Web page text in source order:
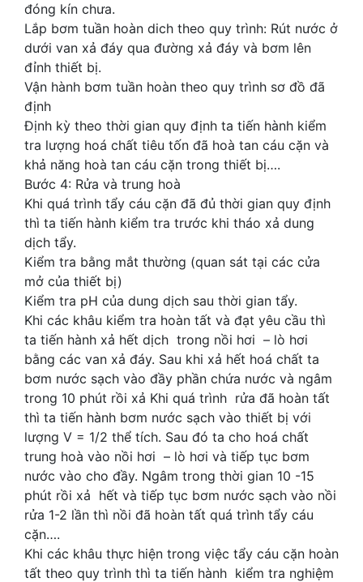
đóng kín chưa.
Lắp bơm tuần hoàn dich theo quy trình: Rút nước ở
dưới van xả đáy qua đường xả đáy và bơm lên
đỉnh thiết bị.
Vận hành bơm tuần hoàn theo quy trình sơ đồ đã
định
Định kỳ theo thời gian quy định ta tiến hành kiểm
tra lượng hoá chất tiêu tốn đã hoà tan cáu cặn và
khả năng hoà tan cáu cặn trong thiết bị….
Bước 4: Rửa và trung hoà
Khi quá trình tẩy cáu cặn đã đủ thời gian quy định
thì ta tiến hành kiểm tra trước khi tháo xả dung
dịch tẩy.
Kiểm tra bằng mắt thường (quan sát tại các cửa
mở của thiết bị)
Kiểm tra pH của dung dịch sau thời gian tẩy.
Khi các khâu kiểm tra hoàn tất và đạt yêu cầu thì
ta tiến hành xả hết dịch trong nồi hơi – lò hơi
bằng các van xả đáy. Sau khi xả hết hoá chất ta
bơm nước sạch vào đầy phần chứa nước và ngâm
trong 10 phút rồi xả Khi quá trình rửa đã hoàn tất
thì ta tiến hành bơm nước sạch vào thiết bị với
lượng V = 1/2 thể tích. Sau đó ta cho hoá chất
trung hoà vào nồi hơi – lò hơi và tiếp tục bơm
nước vào cho đầy. Ngâm trong thời gian 10 -15
phút rồi xả hết và tiếp tục bơm nước sạch vào nồi
rửa 1-2 lần thì nồi đã hoàn tất quá trình tẩy cáu
cặn….
Khi các khâu thực hiện trong việc tẩy cáu cặn hoàn
tất theo quy trình thì ta tiến hành kiểm tra nghiệm